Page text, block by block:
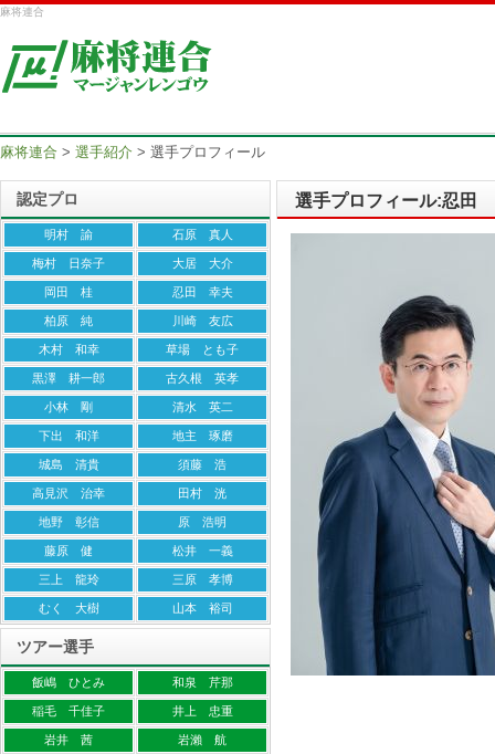
麻将連合
麻将連合 > 選手紹介 > 選手プロフィール
選手プロフィール:忍田
認定プロ
明村 諭 石原 真人
梅村 日奈子 大居 大介
岡田 桂 忍田 幸夫
柏原 純 川崎 友広
木村 和幸 草場 とも子
黒澤 耕一郎 古久根 英孝
小林 剛 清水 英二
下出 和洋 地主 琢磨
城島 清貴 須藤 浩
高見沢 治幸 田村 洸
地野 彰信 原 浩明
藤原 健 松井 一義
三上 龍玲 三原 孝博
むく 大樹 山本 裕司
ツアー選手
飯嶋 ひとみ 和泉 芹那
稲毛 千佳子 井上 忠重
岩井 茜 岩瀨 航